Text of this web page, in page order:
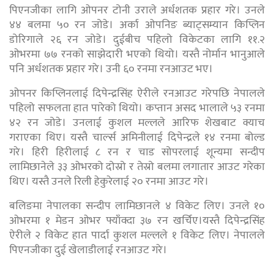
पिएनजीका लागि ओपनर टोनी उराले अर्धशतक प्रहार गरे। उनले
४४ बलमा ५० रन जोडे। अर्का ओपनिङ ब्याट्सम्यान किप्लिन
डोरिगाले २६ रन जोडे। दुईबीच पहिलो विकेटका लागि ११.२
ओभरमा ७७ रनको साझेदारी भएको थियो। यस्तै नोर्मान भानुआले
पनि अर्धशतक प्रहार गरे। उनी ६० रनमा रनआउट भए।
ओपनर किप्लिनलाई दिपेन्द्रसिंह ऐरीले रनआउट गरेपछि नेपालले
पहिलो सफलता हात पारेको थियो। कप्तान असद भालाले ५३ रनमा
४२ रन जोडे। उनलाई कुशल मल्लले आरिफ शेखबाट क्याच
गराएका थिए। यस्तै चार्ल्स अमिनीलाई दिपेन्द्रले १४ रनमा बोल्ड
गरे। हिरी हिरीलाई ८ रन र चाड सोपरलाई शून्यमा सन्दीप
लामिछानेले ३३ ओभरको दोस्रो र तेस्रो बलमा लगातार आउट गरेका
थिए। यस्तै उनले रिली हेकुरेलाई २० रनमा आउट गरे।
बलिङमा नेपालका सन्दीप लामिछानले ४ विकेट लिए। उनले १०
ओभरमा १ मेडन ओभर फ्याँक्दा ३७ रन खर्चिए।यस्तै दिपेन्द्रसिंह
ऐरीले २ विकेट हात पार्दा कुशल मल्लले १ विकेट लिए। नेपालले
पिएनजीका दुई खेलाडीलाई रनआउट गरे।